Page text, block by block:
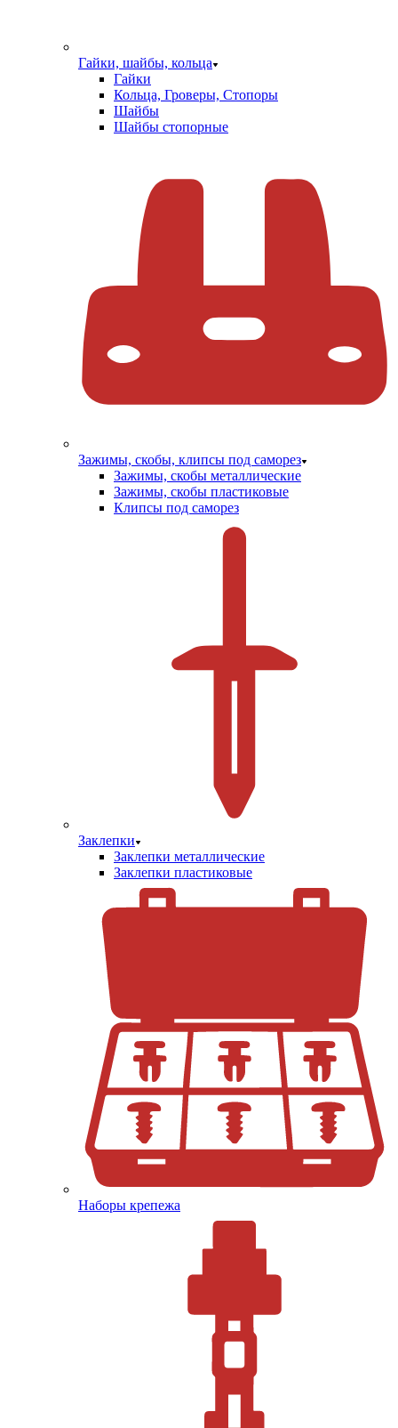
Гайки, шайбы, кольца
Гайки
Кольца, Гроверы, Стопоры
Шайбы
Шайбы стопорные
Зажимы, скобы, клипсы под саморез
Зажимы, скобы металлические
Зажимы, скобы пластиковые
Клипсы под саморез
Заклепки
Заклепки металлические
Заклепки пластиковые
Наборы крепежа